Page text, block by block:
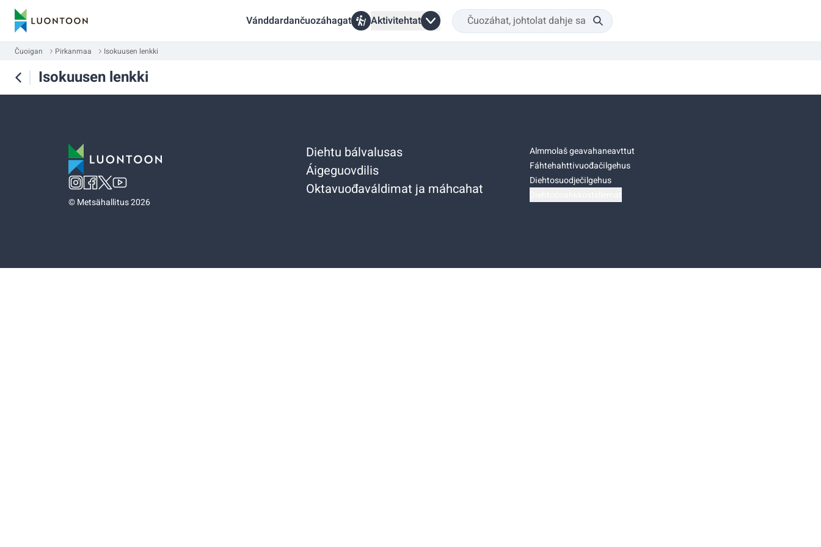
Vánddardančuozáhagat Aktivitehtat
Čuoigan Pirkanmaa Isokuusen lenkki
Isokuusen lenkki
©Metsähallitus 2026
Diehtu bálvalusas
Áigeguovdilis
Oktavuođaváldimat ja máhcahat
Almmolaš geavahaneavttut
Fáhtehahttivuođačilgehus
Diehtosuodječilgehus